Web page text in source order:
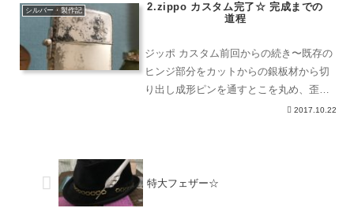
シルバー・製作記
2.zippo カスタム完了☆ 完成までの
道程
ジッポ カスタム前回からの続き〜既存の
ヒンジ部分をカットからの銀板材から切
り出し成形ピンを通すとこを丸め、歪み
とかを調整しながら進めますಠ_ಠパイプ
2017.10.22
特大フェザー☆